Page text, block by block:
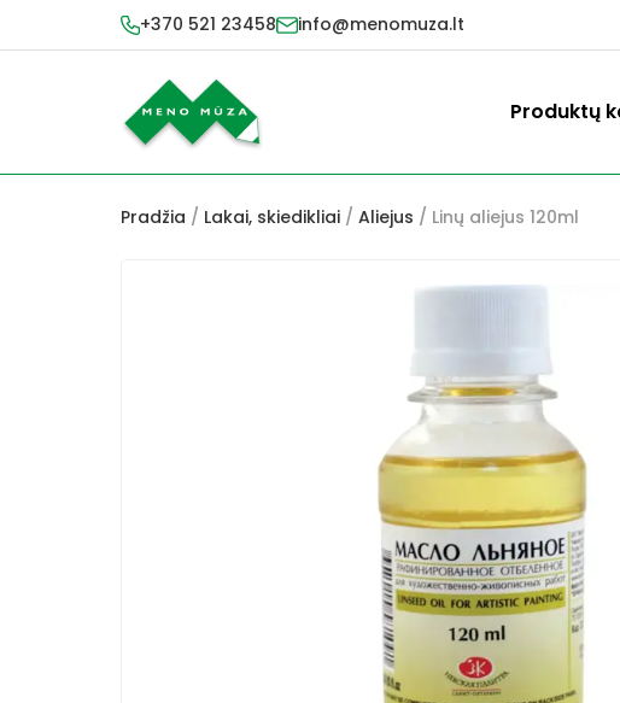
+370 521 23458 info@menomuza.lt
Produktų
Pradžia / Lakai, skiedikliai / Aliejus / Linų aliejus 120ml